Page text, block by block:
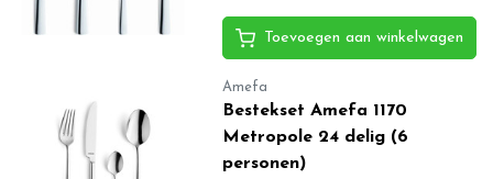
Toevoegen aan winkelwagen
Amefa
Bestekset Amefa 1170
Metropole 24 delig (6
personen)